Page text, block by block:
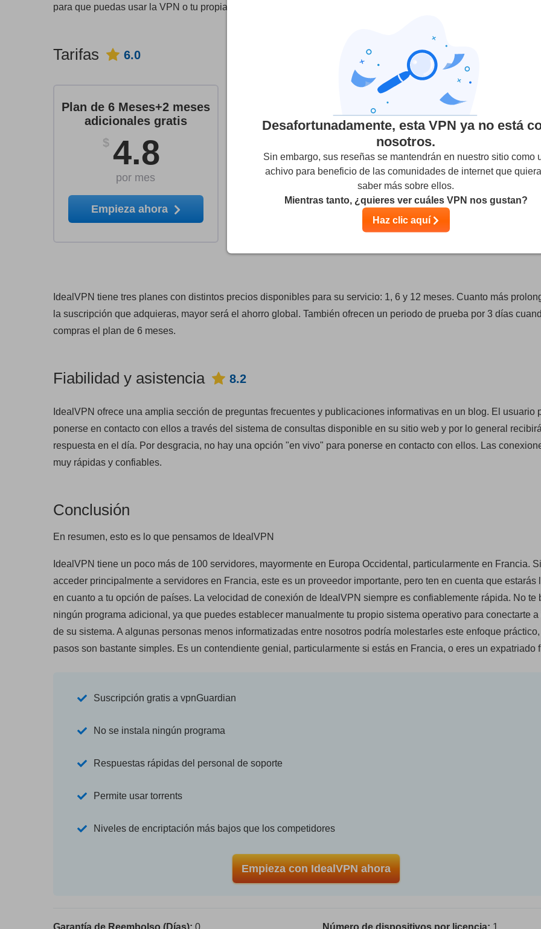
para que puedas usar la VPN o tu propia dirección IP
Tarifas 6.0
adicionales gratis
4.79
Plan de 6 Meses+2 meses
adicionales gratis
$ 4.8
por mes
Empieza ahora
Plan de 1 mes
$
5.65
por mes
Empieza ahora
IdealVPN tiene tres planes con distintos precios disponibles para su servicio: 1, 6 y 12 meses. Cuanto más
la suscripción que adquieras, mayor será el ahorro global. También ofrecen un periodo de prueba por 3 días
compras el plan de 6 meses.
Fiabilidad y asistencia 8.2
IdealVPN ofrece una amplia sección de preguntas frecuentes y publicaciones informativas en un blog. El usuario
ponerse en contacto con ellos a través del sistema de consultas disponible en su sitio web y por lo general
respuesta en el día. Por desgracia, no hay una opción "en vivo" para ponerse en contacto con ellos. Las
muy rápidas y confiables.
Conclusión
En resumen, esto es lo que pensamos de IdealVPN
IdealVPN tiene un poco más de 100 servidores, mayormente en Europa Occidental, particularmente en Francia.
acceder principalmente a servidores en Francia, este es un proveedor importante, pero ten en cuenta que estarás
en cuanto a tu opción de países. La velocidad de conexión de IdealVPN siempre es confiablemente rápida. No te
ningún programa adicional, ya que puedes establecer manualmente tu propio sistema operativo para conectarte a
de su sistema. A algunas personas menos informatizadas entre nosotros podría molestarles este enfoque
pasos son bastante simples. Es un contendiente genial, particularmente si estás en Francia, o eres un expatriado
Suscripción gratis a vpnGuardian
No se instala ningún programa
Respuestas rápidas del personal de soporte
Permite usar torrents
Niveles de encriptación más bajos que los competidores
Empieza con IdealVPN ahora
Garantía de Reembolso (Días): 0 Número de dispositivos por licencia: 1
Desafortunadamente, esta VPN ya no está
nosotros.
Sin embargo, sus reseñas se mantendrán en nuestro sitio como
achivo para beneficio de las comunidades de internet que
saber más sobre ellos.
Mientras tanto, ¿quieres ver cuáles VPN nos gustan?
Haz clic aquí